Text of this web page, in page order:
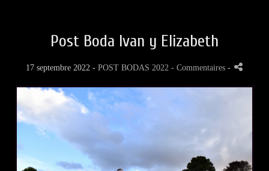
Post Boda Ivan y Elizabeth
17 septembre 2022 - POST BODAS 2022 - Commentaires -